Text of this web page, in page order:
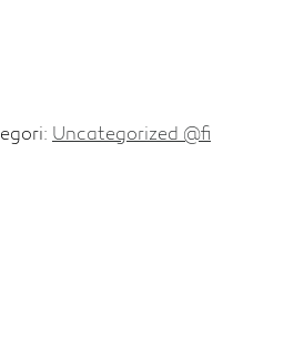
Uncategorized @fi